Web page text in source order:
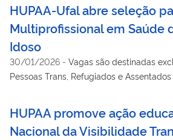
HUPAA-Ufal abre seleção
Multiprofissional em Saúde
Idoso
30/01/2026 - Vagas são destinadas
Pessoas Trans, Refugiados e Assentados
HUPAA promove ação
Nacional da Visibilidade